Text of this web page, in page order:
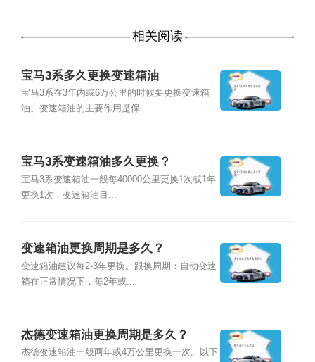
相关阅读
宝马3系多久更换变速箱油
宝马3系在3年内或6万公里的时候要更换变速箱
油。变速箱油的主要作用是保...
宝马3系变速箱油多久更换？
宝马3系变速箱油一般每40000公里更换1次或1年
更换1次，变速箱油目...
变速箱油更换周期是多久？
变速箱油建议每2-3年更换。跟换周期：自动变速
箱在正常情况下，每2年或...
杰德变速箱油更换周期是多久？
杰德变速箱油一般两年或4万公里更换一次。以下